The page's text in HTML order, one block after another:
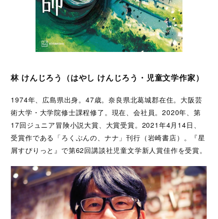
林 けんじろう（はやし けんじろう・児童文学作家）
1974年、広島県出身。47歳。奈良県北葛城郡在住。大阪芸
術大学・大学院修士課程修了。現在、会社員。2020年、第
17回ジュニア冒険小説大賞、大賞受賞。2021年4月14日、
受賞作である「ろくぶんの、ナナ」刊行（岩崎書店）。『星
屑すぴりっと』で第62回講談社児童文学新人賞佳作を受賞。